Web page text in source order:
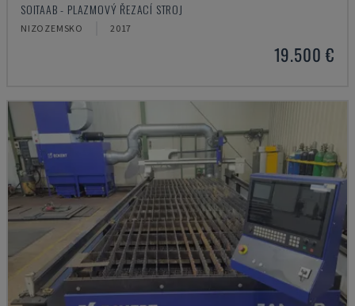
SOITAAB - PLAZMOVÝ ŘEZACÍ STROJ
NIZOZEMSKO 2017
19.500 €